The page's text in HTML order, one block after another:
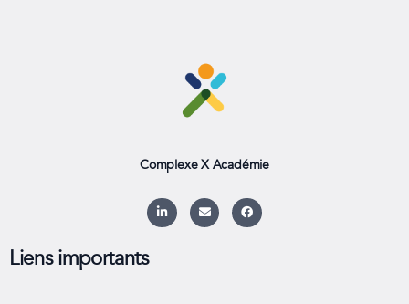
Complexe X Académie
L
i
n
E
n
v
F
a
c
Liens importants